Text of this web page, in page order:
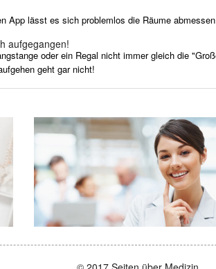
App lässt es sich problemlos die Räume
aufgegangen!
oder ein Regal nicht immer gleich die
geht gar nicht!